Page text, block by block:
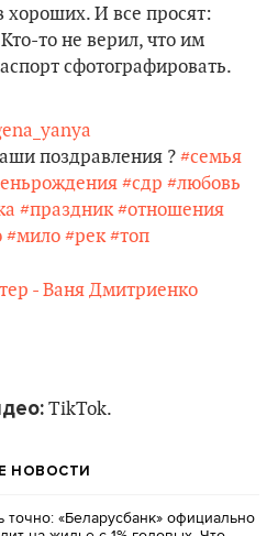
И все просят:
то не верил, что им
сфотографировать.
поздравления ? #семья
#сдр #любовь
#праздник #отношения
#мило #рек #топ
- Ваня Дмитриенко
TikTok.
НОВОСТИ
точно: «Беларусбанк» официально